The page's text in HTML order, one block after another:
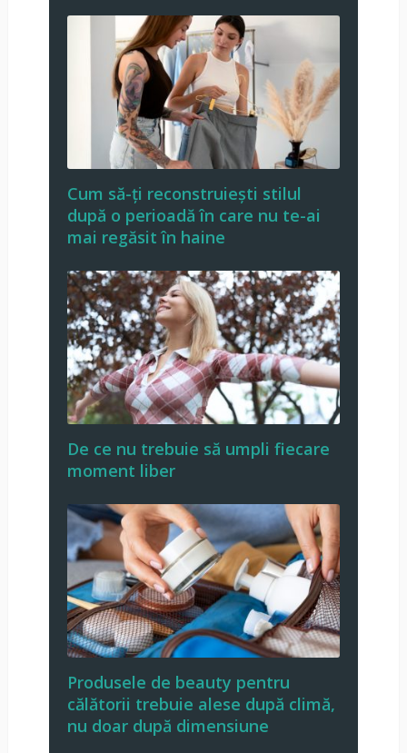
Cum să-ți reconstruiești stilul
după o perioadă în care nu te-ai
mai regăsit în haine
De ce nu trebuie să umpli fiecare
moment liber
Produsele de beauty pentru
călătorii trebuie alese după climă,
nu doar după dimensiune